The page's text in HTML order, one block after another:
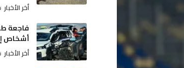
أخر الأخبار
فاجعة
أشخاص
أخر الأخبار